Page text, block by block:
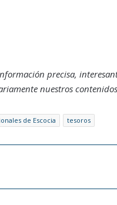
precisa,
nuestros contenidos
de Escocia tesoros